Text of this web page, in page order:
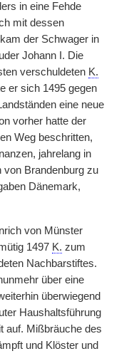
in eine Fehde
mit dessen
der Schwager in
Johann I. Die
verschuldeten K.
er sich 1495 gegen
eine neue
vorher hatte der
Weg beschritten,
jahrelang in
von Brandenburg zu
Dänemark,
von Münster
1497 K. zum
Nachbarstiftes.
über eine
überwiegend
Haushaltsführung
auf. Mißbräuche des
und Klöster und